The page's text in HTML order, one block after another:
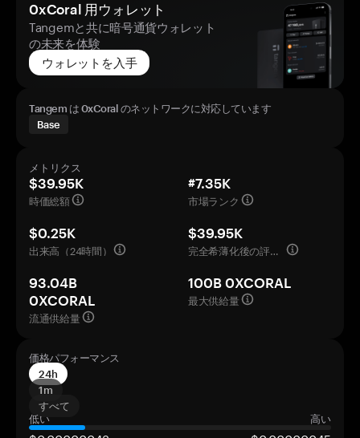
0xCoral 用ウォレット
Tangemと共に暗号通貨ウォレット
の未来を体験
ウォレットを入手
Tangem は 0xCoral のネットワークに対応しています
Base
メトリクス
$39.95K
時価総額
#7.35K
市場ランク
$0.25K
出来高（24時間）
$39.95K
完全希薄化後の評価額
93.04B
0XCORAL
流通供給量
100B 0XCORAL
最大供給量
価格パフォーマンス
24h
1m
すべて
低い
高い